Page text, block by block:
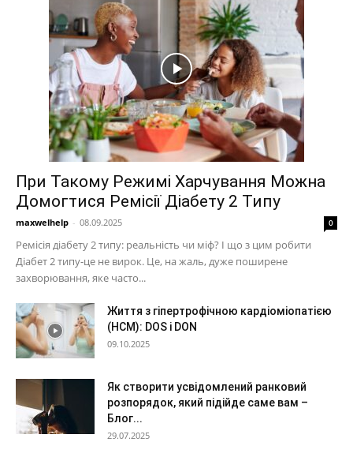
При Такому Режимі Харчування Можна
Домогтися Ремісії Діабету 2 Типу
maxwelhelp - 08.09.2025 0
Ремісія діабету 2 типу: реальність чи міф? І що з цим робити
Діабет 2 типу-це не вирок. Це, на жаль, дуже поширене
захворювання, яке часто...
Життя з гіпертрофічною кардіоміопатією
(HCM): DOS і DON
09.10.2025
Як створити усвідомлений ранковий
розпорядок, який підійде саме вам –
Блог...
29.07.2025